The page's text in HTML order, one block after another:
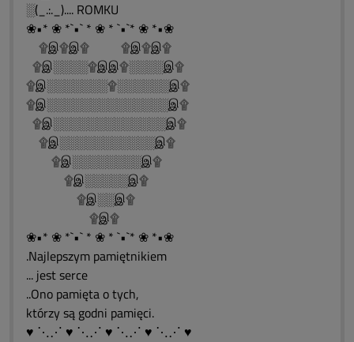
░(_.:._).... ROMKU
❀•* ❀ *`•` * ❀ * `•`* ❀ *•❀
۩இ۩இ۩ ۩இ۩இ۩
۩இ░░░░۩இஇ۩░░░░இ۩
۩இ░░░░░░░۩░░░░░░இ۩
۩இ░░░░░░░░░░░░░░இ۩
۩இ░░░░░░░░░░░░░இ۩
۩இ░░░░░░░░░░░இ۩
۩இ░░░░░░░░இ۩
۩இ░░░░░இ۩
۩இ░░இ۩
۩இ۩
❀•* ❀ *`•` * ❀ * `•`* ❀ *•❀
.Najlepszym pamiętnikiem
... jest serce
..Ono pamięta o tych,
którzy są godni pamięci.
♥ ⋱⋰ ♥ ⋱⋰ ♥ ⋱⋰ ♥ ⋱⋰ ♥